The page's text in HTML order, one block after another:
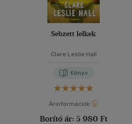
Sebzett lelkek
Clare Leslie Hall
Könyv
Árinformációk
Borító ár: 5 980 Ft